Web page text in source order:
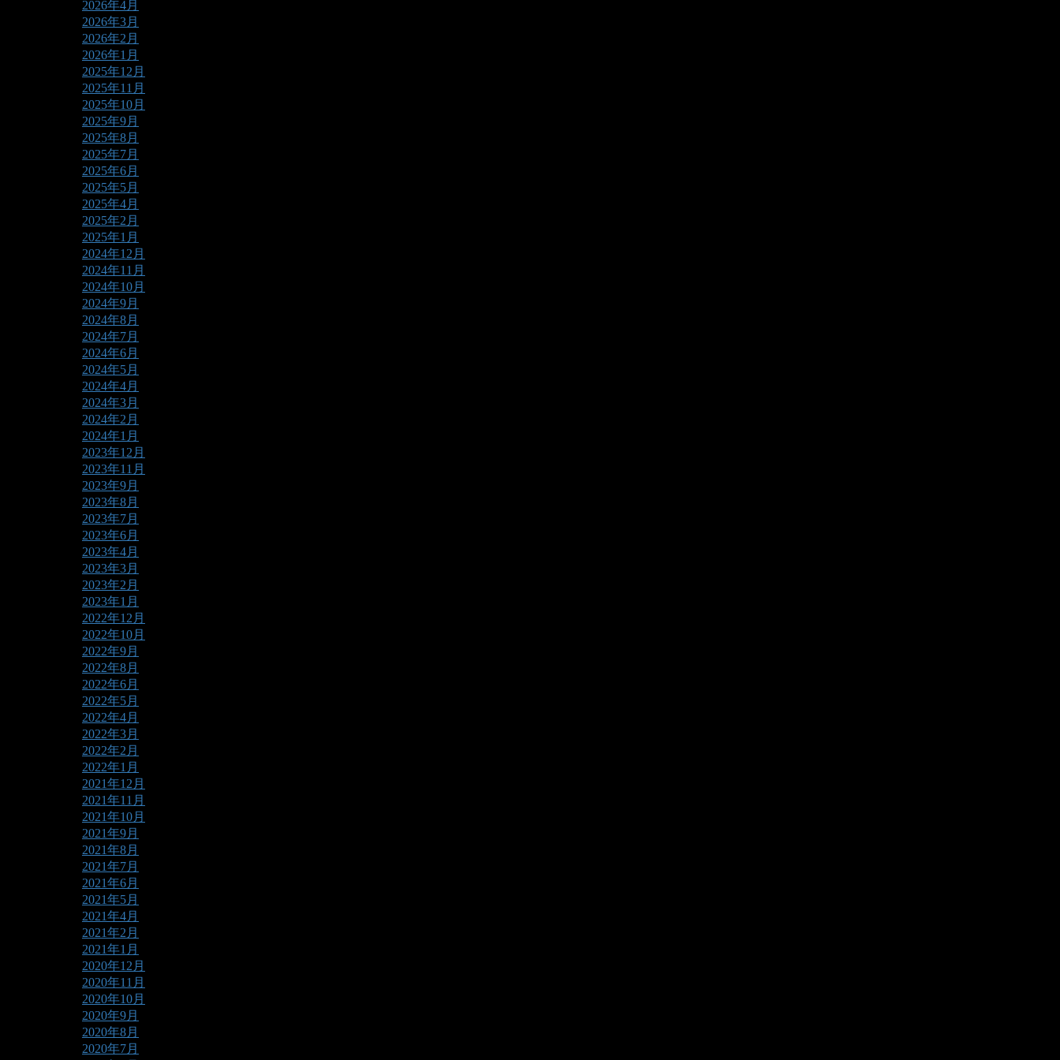
2026年4月
2026年3月
2026年2月
2026年1月
2025年12月
2025年11月
2025年10月
2025年9月
2025年8月
2025年7月
2025年6月
2025年5月
2025年4月
2025年2月
2025年1月
2024年12月
2024年11月
2024年10月
2024年9月
2024年8月
2024年7月
2024年6月
2024年5月
2024年4月
2024年3月
2024年2月
2024年1月
2023年12月
2023年11月
2023年9月
2023年8月
2023年7月
2023年6月
2023年4月
2023年3月
2023年2月
2023年1月
2022年12月
2022年10月
2022年9月
2022年8月
2022年6月
2022年5月
2022年4月
2022年3月
2022年2月
2022年1月
2021年12月
2021年11月
2021年10月
2021年9月
2021年8月
2021年7月
2021年6月
2021年5月
2021年4月
2021年2月
2021年1月
2020年12月
2020年11月
2020年10月
2020年9月
2020年8月
2020年7月